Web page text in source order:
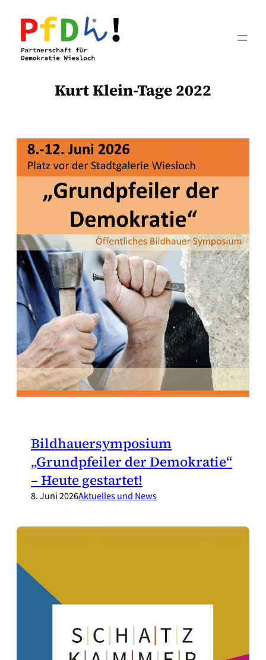
Inhalt
springen
Kurt Klein-Tage 2022
Bildhauersymposium
„Grundpfeiler der Demokratie“
– Heute gestartet!
8. Juni 2026Aktuelles und News